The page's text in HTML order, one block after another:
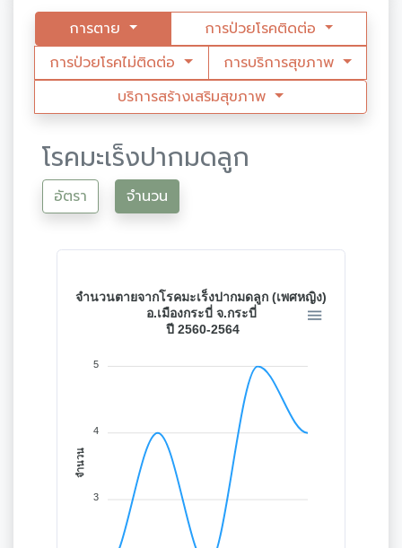
การตาย
การป่วยโรคติดต่อ
การป่วยโรคไม่ติดต่อ
การบริการสุขภาพ
บริการสร้างเสริมสุขภาพ
โรคมะเร็งปากมดลูก
อัตรา จำนวน